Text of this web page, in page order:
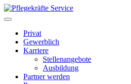
Privat
Gewerblich
Karriere
Stellenangebote
Ausbildung
Partner werden